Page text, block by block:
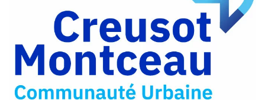
Facebook
Partager
Twitter
Partager
par
e-
mail